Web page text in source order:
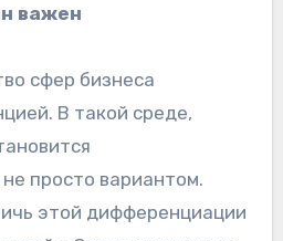
важен
сфер бизнеса
В такой среде,
просто вариантом.
этой дифференциации